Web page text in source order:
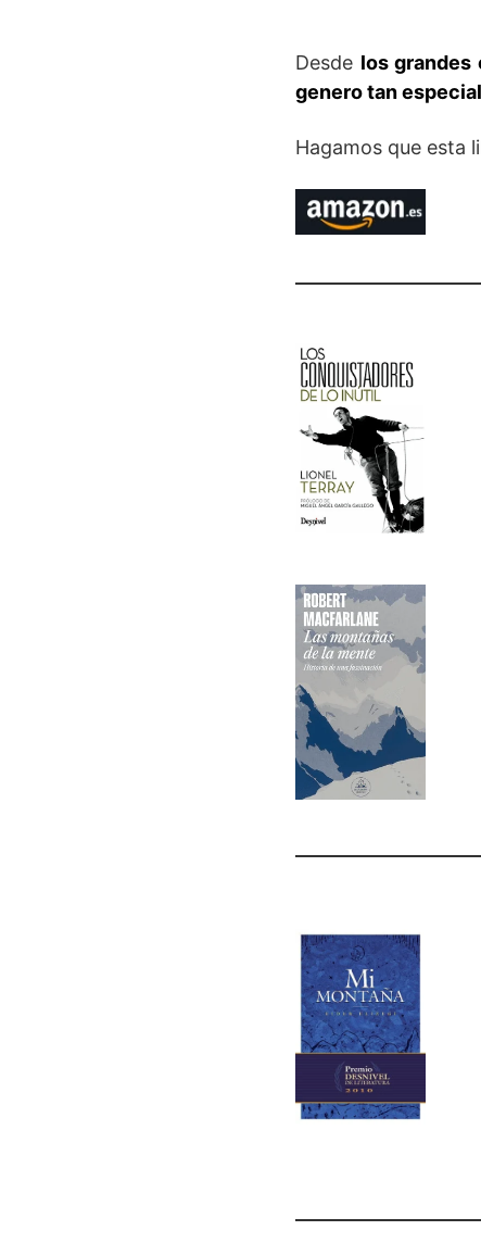
Desde los grandes
genero tan
Hagamos que esta